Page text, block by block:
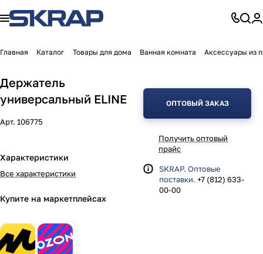
Главная Каталог Товары для дома Ванная комната Аксессуары из
Держатель
универсальный ELINE
Арт. 106775
Характеристики
Все характеристики
Купите на маркетплейсах
ОПТОВЫЙ ЗАКАЗ
Получить оптовый
прайс
SKRAP. Оптовые
поставки. +7 (812) 633-
00-00